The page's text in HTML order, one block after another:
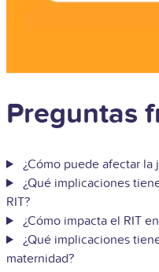
Preguntas
¿Cómo puede afectar la
¿Qué implicaciones
RIT?
¿Cómo impacta el RIT
¿Qué implicaciones
maternidad?